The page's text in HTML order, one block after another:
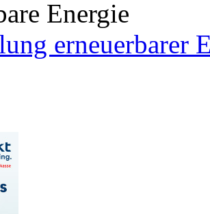
Energie
erneuerbarer